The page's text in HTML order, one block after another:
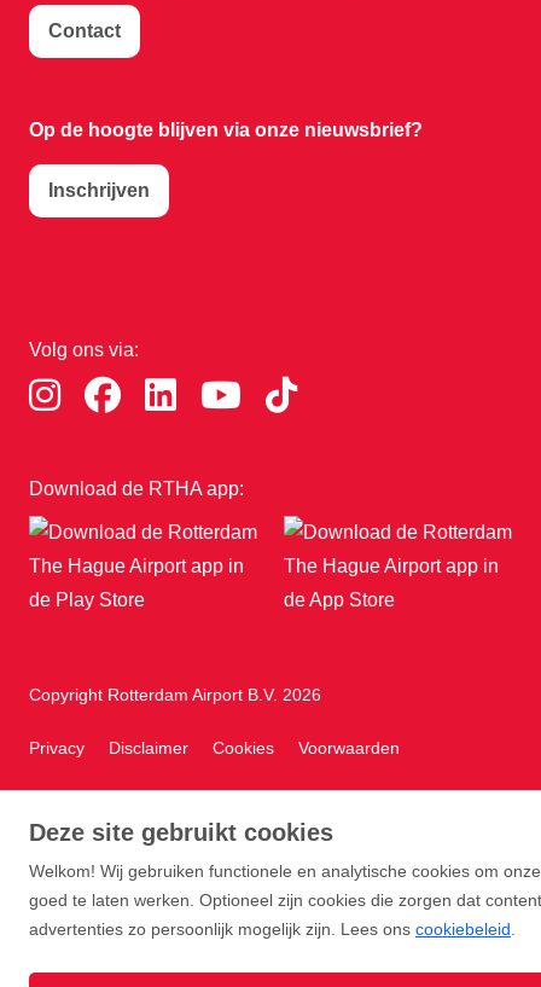
Deze site gebruikt cookies
Welkom! Wij gebruiken functionele en analytische cookies om
goed te laten werken. Optioneel zijn cookies die zorgen dat
advertenties zo persoonlijk mogelijk zijn. Lees ons cookiebeleid
Contact
Op de hoogte blijven via onze nieuwsbrief?
Inschrijven
Copyright Rotterdam Airport B.V. 2026
Privacy Disclaimer Cookies Voorwaarden
Volg ons via:
Download de RTHA app: